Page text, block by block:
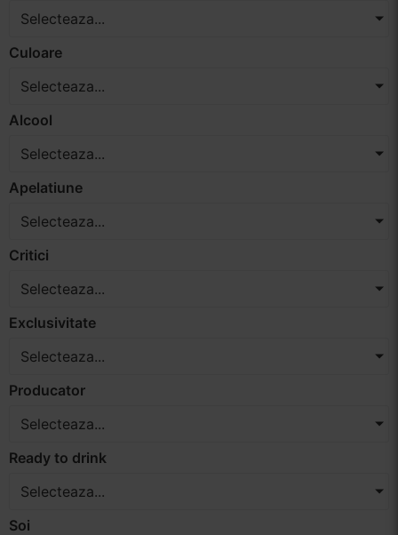
Vinuri Spumante
Distilate
Accesorii
Selecteaza...
Culoare
Selecteaza...
Alcool
Selecteaza...
Apelatiune
Selecteaza...
Critici
Selecteaza...
Exclusivitate
Selecteaza...
Producator
Selecteaza...
Ready to drink
Selecteaza...
Soi